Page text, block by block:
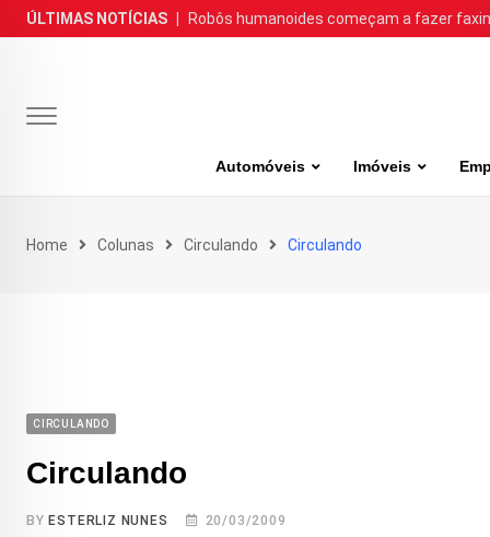
Skip
to
ÚLTIMAS NOTÍCIAS Robôs humanoides começam a fazer
Automóveis Imóveis
Home Colunas Circulando Circulando
CIRCULANDO
Circulando
BY ESTERLIZ NUNES 20/03/2009